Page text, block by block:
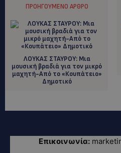
ΠΡΟΗΓΟΎΜΕΝΟ ΆΡΘΡΟ
ΛΟΥΚΑΣ ΣΤΑΥΡΟΥ: Mια
μουσική βραδιά για τον μικρό
μαχητή-Από το «Κουπάτειο»
Δημοτικό
Επικοινωνία: